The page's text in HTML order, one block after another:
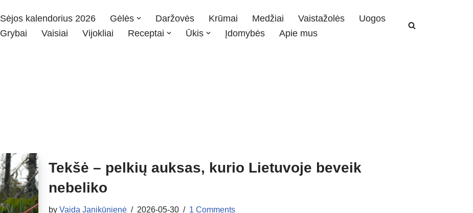
Sėjos kalendorius 2026 Gėlės Daržovės Krūmai Medžiai Vaistažolės
Uogos
Grybai
Vaisiai Vijokliai Receptai Ūkis Įdomybės Apie mus
Tekšė – pelkių auksas, kurio Lietuvoje beveik
nebeliko
by Vaida Janikūnienė 2026-05-30 1 Comments